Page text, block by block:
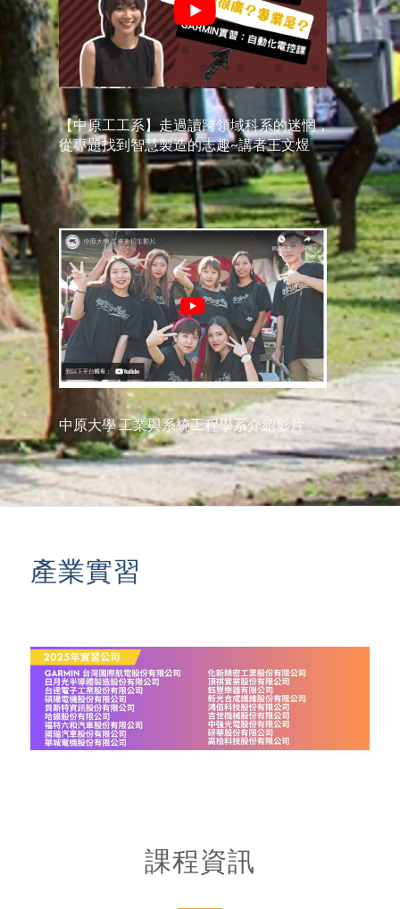
【中原工工系】走過讀跨領域科系的迷惘，
從專題找到智慧製造的志趣~講者王文煜
中原大學 工業與系統工程學系介紹影片
產業實習
課程資訊